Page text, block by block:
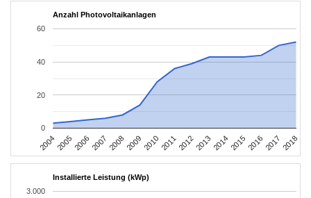
Anzahl Photovoltaikanlagen
2004200520062007 2008200920102011201220132014201520162017 2018
0
20
40
60
Installierte Leistung (kWp)
3.000